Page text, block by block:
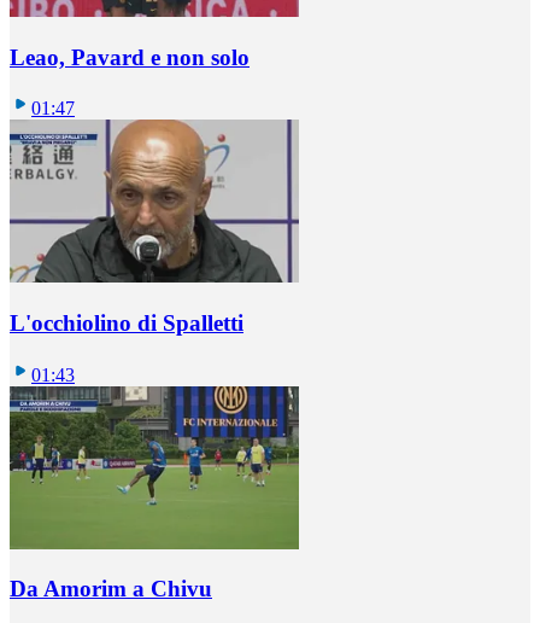
Leao, Pavard e non solo
01:47
L'occhiolino di Spalletti
01:43
Da Amorim a Chivu